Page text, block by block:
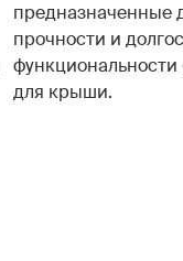
предназначенные
прочности и
для крыши.